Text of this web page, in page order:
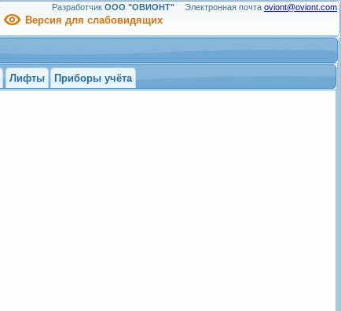
Версия для слабовидящих
Разработчик ООО "ОВИОНТ" Электронная почта oviont@oviont.com
Лифты
Приборы учёта